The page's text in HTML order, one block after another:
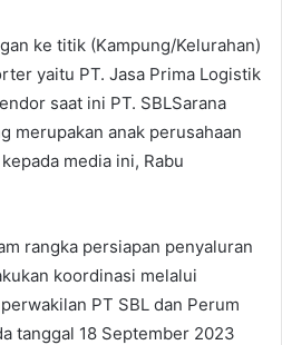
ke titik (Kampung/Kelurahan)
yaitu PT. Jasa Prima Logistik
saat ini PT. SBLSarana
merupakan anak perusahaan
media ini, Rabu
rangka persiapan penyaluran
koordinasi melalui
PT SBL dan Perum
tanggal 18 September 2023